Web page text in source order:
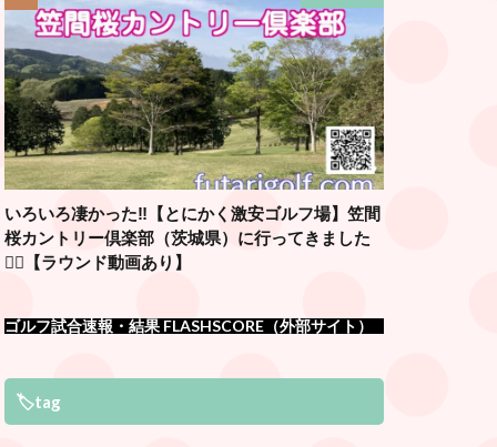
いろいろ凄かった‼️【とにかく激安ゴルフ場】笠間
桜カントリー倶楽部（茨城県）に行ってきました
🏌️‍♂️【ラウンド動画あり】
ゴルフ試合速報・結果 FLASHSCORE（外部サイト）
🏷tag